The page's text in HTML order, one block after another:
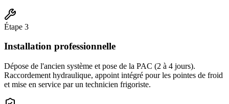
Étape 3
Installation professionnelle
Dépose de l'ancien système et pose de la PAC (2 à 4 jours).
Raccordement hydraulique, appoint intégré pour les pointes de froid
et mise en service par un technicien frigoriste.